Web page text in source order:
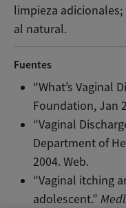
limpieza
al natural.
Fuentes
“What’s Vaginal
Foundation, Jan
“Vaginal
Department of
2004. Web.
“Vaginal itching
adolescent.”